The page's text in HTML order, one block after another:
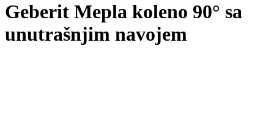
Geberit Mepla koleno 90° sa
unutrašnjim navojem